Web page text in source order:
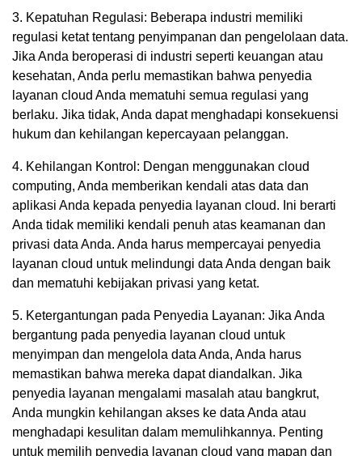
3. Kepatuhan Regulasi: Beberapa industri memiliki
regulasi ketat tentang penyimpanan dan pengelolaan data.
Jika Anda beroperasi di industri seperti keuangan atau
kesehatan, Anda perlu memastikan bahwa penyedia
layanan cloud Anda mematuhi semua regulasi yang
berlaku. Jika tidak, Anda dapat menghadapi konsekuensi
hukum dan kehilangan kepercayaan pelanggan.
4. Kehilangan Kontrol: Dengan menggunakan cloud
computing, Anda memberikan kendali atas data dan
aplikasi Anda kepada penyedia layanan cloud. Ini berarti
Anda tidak memiliki kendali penuh atas keamanan dan
privasi data Anda. Anda harus mempercayai penyedia
layanan cloud untuk melindungi data Anda dengan baik
dan mematuhi kebijakan privasi yang ketat.
5. Ketergantungan pada Penyedia Layanan: Jika Anda
bergantung pada penyedia layanan cloud untuk
menyimpan dan mengelola data Anda, Anda harus
memastikan bahwa mereka dapat diandalkan. Jika
penyedia layanan mengalami masalah atau bangkrut,
Anda mungkin kehilangan akses ke data Anda atau
menghadapi kesulitan dalam memulihkannya. Penting
untuk memilih penyedia layanan cloud yang mapan dan